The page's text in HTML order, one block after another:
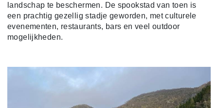
landschap te beschermen. De spookstad van toen is
een prachtig gezellig stadje geworden, met culturele
evenementen, restaurants, bars en veel outdoor
mogelijkheden.